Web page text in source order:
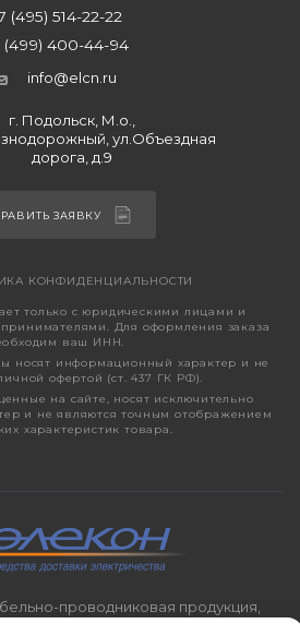
(495) 514-22-22
(499) 400-44-94
info@elcn.ru
г. Подольск, М.о.,
ул.Объездная
дорога, д.9
ЗАЯВКУ
КОНФИДЕНЦИАЛЬНОСТИ
только с юридическими лицами и
Для оформления заказа
ваш ИНН.
носят информационный характер и не
офертой (ст. 437 ГК РФ).
на сайте, носят исключительно
и не являются точным отображением
характеристик товара.
проводниковая продукция,